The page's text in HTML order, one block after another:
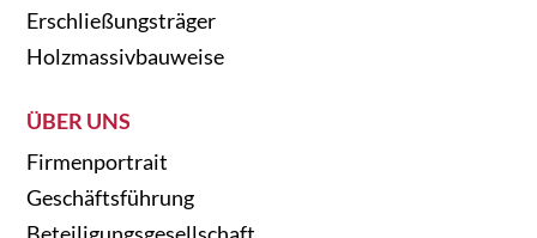
Erschließungsträger
Holzmassivbauweise
ÜBER UNS
Firmenportrait
Geschäftsführung